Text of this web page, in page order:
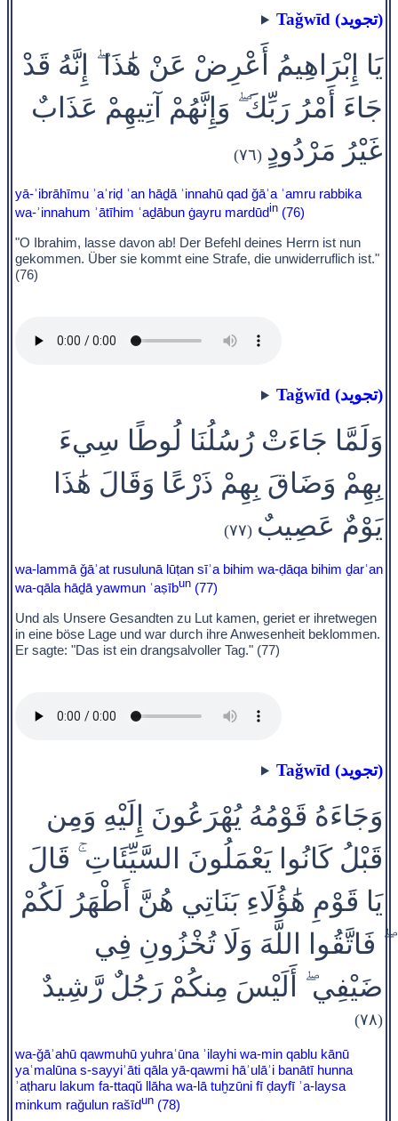
Taǧwīd (تجويد)
يَا إِبْرَاهِيمُ أَعْرِضْ عَنْ هَٰذَا ۖ إِنَّهُ قَدْ
جَاءَ أَمْرُ رَبِّكَ ۖ وَإِنَّهُمْ آتِيهِمْ عَذَابٌ
غَيْرُ مَرْدُودٍ (٧٦)
yā-ʾibrāhīmu ʾaʿriḍ ʿan hāḏā ʾinnahū qad ǧāʾa ʾamru rabbika
wa-ʾinnahum ʾātīhim ʿaḏābun ġayru mardūdin (76)
"O Ibrahim, lasse davon ab! Der Befehl deines Herrn ist nun
gekommen. Über sie kommt eine Strafe, die unwiderruflich ist."
(76)
Taǧwīd (تجويد)
وَلَمَّا جَاءَتْ رُسُلُنَا لُوطًا سِيءَ
بِهِمْ وَضَاقَ بِهِمْ ذَرْعًا وَقَالَ هَٰذَا
يَوْمٌ عَصِيبٌ (٧٧)
wa-lammā ǧāʾat rusulunā lūṭan sīʾa bihim wa-ḍāqa bihim ḏarʿan
wa-qāla hāḏā yawmun ʿaṣībun (77)
Und als Unsere Gesandten zu Lut kamen, geriet er ihretwegen
in eine böse Lage und war durch ihre Anwesenheit beklommen.
Er sagte: "Das ist ein drangsalvoller Tag." (77)
Taǧwīd (تجويد)
وَجَاءَهُ قَوْمُهُ يُهْرَعُونَ إِلَيْهِ وَمِن
قَبْلُ كَانُوا يَعْمَلُونَ السَّيِّئَاتِ ۚ قَالَ
يَا قَوْمِ هَٰؤُلَاءِ بَنَاتِي هُنَّ أَطْهَرُ لَكُمْ
ۖ فَاتَّقُوا اللَّهَ وَلَا تُخْزُونِ فِي
ضَيْفِي ۖ أَلَيْسَ مِنكُمْ رَجُلٌ رَّشِيدٌ
(٧٨)
wa-ǧāʾahū qawmuhū yuhraʿūna ʾilayhi wa-min qablu kānū
yaʿmalūna s-sayyiʾāti qāla yā-qawmi hāʾulāʾi banātī hunna
ʾaṭharu lakum fa-ttaqŭ llāha wa-lā tuḫzūni fī ḍayfī ʾa-laysa
minkum raǧulun rašīdun (78)